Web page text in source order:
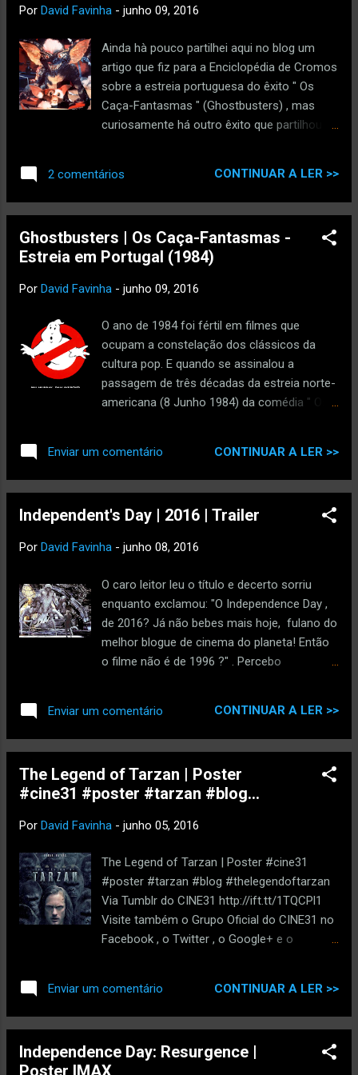
Youtube do CINE31. via IFTTT
Por David Favinha - junho 09, 2016
Ainda hà pouco partilhei aqui no blog um
artigo que fiz para a Enciclopédia de Cromos
sobre a estreia portuguesa do êxito " Os
Caça-Fantasmas " (Ghostbusters) , mas
curiosamente há outro êxito que partilhou
clássico da comédia e terror: " Gremlins ",
conhecido entre nós pelo mais explicito
Curiosamente, o material nacional da época
que encontrei online refere apenas
Portugal antes de "Os Caça-Fantasmas" , no
recorro ao arquivo do "Diário de Lisboa" :
Entre as estreias da semana, nos cinemas
lisboetas: Ainda a crítica de Jorge Leitão
Ramos no "Diário de Lisboa" de 13 de
Dezembro de 1984: Alguns excertos: "(...) o
uma máquina de diversão muito bem oleada
2 comentários CONTINUAR A LER >>
Ghostbusters | Os Caça-Fantasmas -
Estreia em Portugal (1984)
Por David Favinha - junho 09, 2016
O ano de 1984 foi fértil em filmes que
ocupam a constelação dos clássicos da
cultura pop. E quando se assinalou a
passagem de três décadas da estreia norte-
americana (8 Junho 1984) da comédia " Os
nacional tratou o filme na estreia em 13
Dezembro 1984 e escrevi este breve artigo
Fantasmas estreia em Portugal]" , e que
alguns recortes no precioso arquivo do
Reitman, protagonizado por Dan Aykroyd, Bill
Murray, Sigourney Weaver, Harold Ramis,
Ernie Hudson e Rick Moranis. O poster
terrenos <<fantásticos>> que este ano
Enviar um comentário CONTINUAR A LER >>
Independent's Day | 2016 | Trailer
Por David Favinha - junho 08, 2016
O caro leitor leu o título e decerto sorriu
enquanto exclamou: "O Independence Day ,
de 2016? Já não bebes mais hoje, fulano do
melhor blogue de cinema do planeta! Então
o filme não é de 1996 ?" . Percebo
Ah, pois é... O estúdio das cópias baratas e
descaradas de blockbusters "The Asylum"
Day ": Gotta love the mockbusters !
Enviar um comentário CONTINUAR A LER >>
The Legend of Tarzan | Poster
#cine31 #poster #tarzan #blog...
Por David Favinha - junho 05, 2016
The Legend of Tarzan | Poster #cine31
#poster #tarzan #blog #thelegendoftarzan
Via Tumblr do CINE31 http://ift.tt/1TQCPl1
Visite também o Grupo Oficial do CINE31 no
Facebook , o Twitter , o Google+ e o
Enviar um comentário CONTINUAR A LER >>
Independence Day: Resurgence |
Poster IMAX